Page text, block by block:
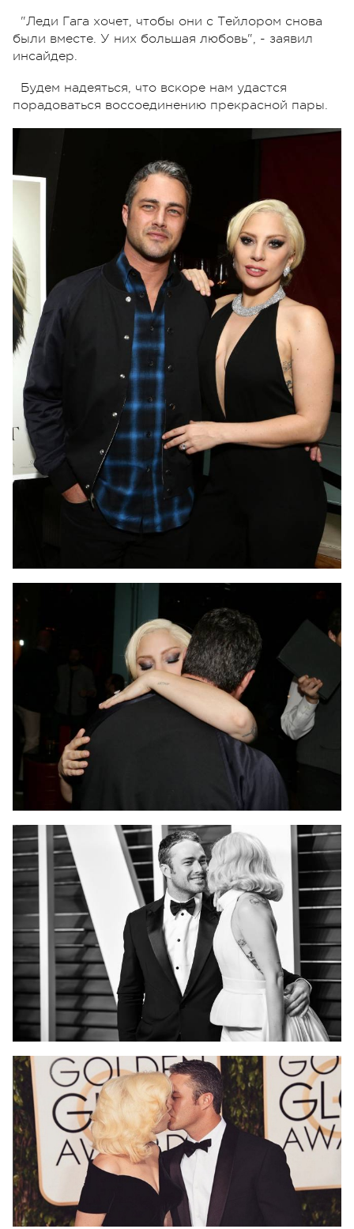
"Леди Гага хочет, чтобы они с Тейлором снова
были вместе. У них большая любовь", - заявил
инсайдер.
Будем надеяться, что вскоре нам удастся
порадоваться воссоединению прекрасной пары.